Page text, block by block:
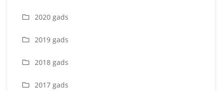
2020 gads
2019 gads
2018 gads
2017 gads